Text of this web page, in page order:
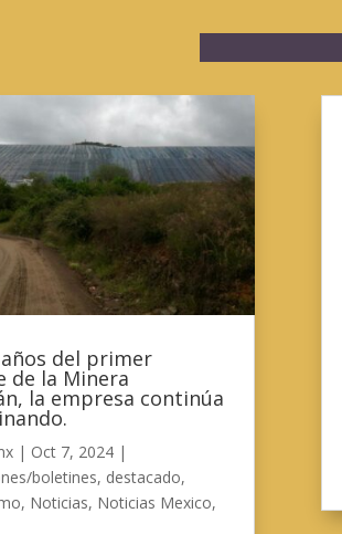
años del primer
de la Minera
la empresa continúa
| Oct 7, 2024 |
boletines, destacado,
, Noticias, Noticias Mexico,